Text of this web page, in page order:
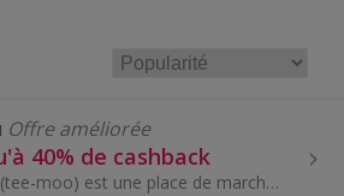
Offre améliorée
40% de cashback
Temu (tee-moo) est une place de marché en ligne qui s'engage à offrir les produits de qualité les plus abordables.